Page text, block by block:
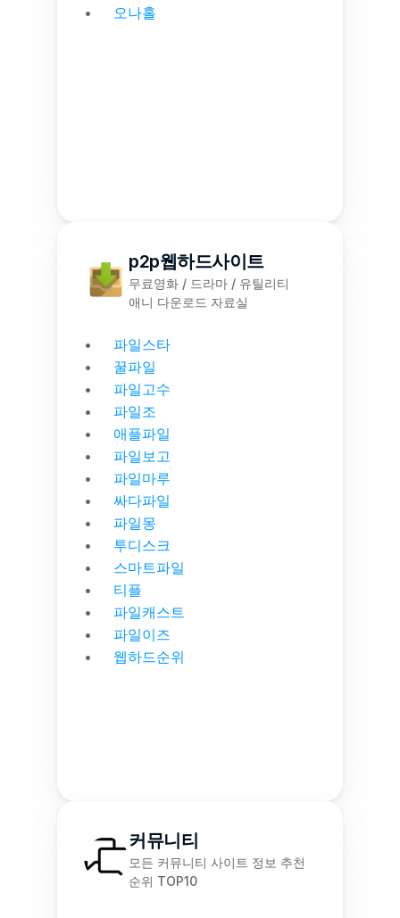
오나홀
p2p웹하드사이트
무료영화 / 드라마 / 유틸리티
애니 다운로드 자료실
파일스타
꿀파일
파일고수
파일조
애플파일
파일보고
파일마루
싸다파일
파일몽
투디스크
스마트파일
티플
파일캐스트
파일이즈
웹하드순위
커뮤니티
모든 커뮤니티 사이트 정보 추천
순위 TOP10